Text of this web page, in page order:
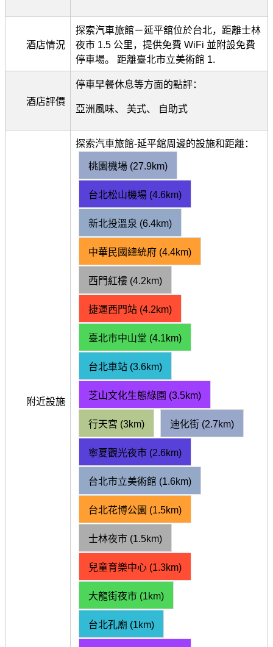
酒店情況
探索汽車旅館－延平舘位於台北，距離士林
夜市 1.5 公里，提供免費 WiFi 並附設免費
停車場。 距離臺北市立美術館 1.
酒店評價
停車早餐休息等方面的點評：
亞洲風味、 美式、 自助式
附近設施
探索汽車旅館-延平舘周邊的設施和距離：
桃園機場 (27.9km)
台北松山機場 (4.6km)
新北投溫泉 (6.4km)
中華民國總統府 (4.4km)
西門紅樓 (4.2km)
捷運西門站 (4.2km)
臺北市中山堂 (4.1km)
台北車站 (3.6km)
芝山文化生態綠園 (3.5km)
行天宮 (3km) 迪化街 (2.7km)
寧夏觀光夜市 (2.6km)
台北市立美術館 (1.6km)
台北花博公園 (1.5km)
士林夜市 (1.5km)
兒童育樂中心 (1.3km)
大龍街夜市 (1km)
台北孔廟 (1km)